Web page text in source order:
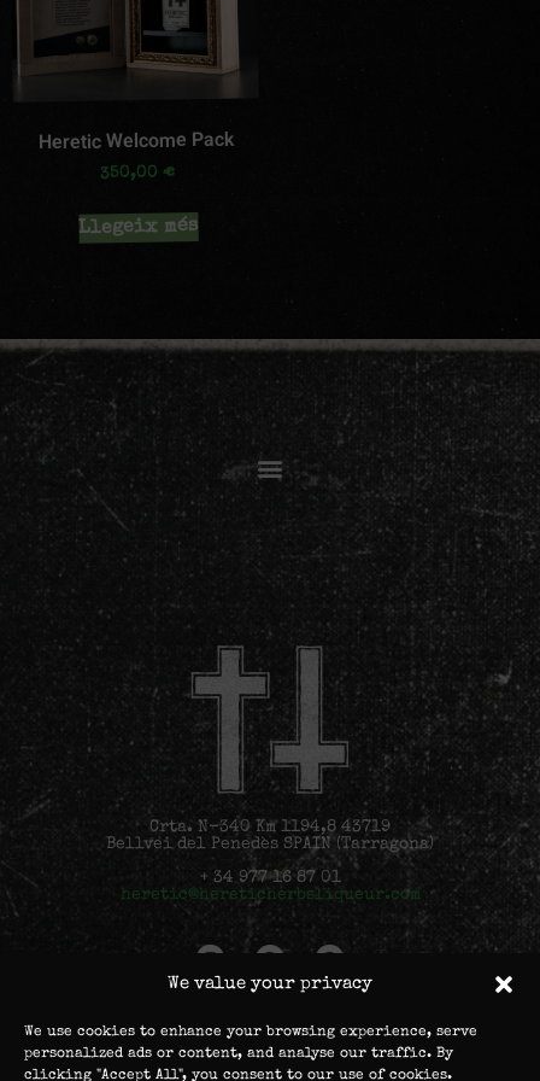
We value your privacy
We use cookies to enhance your browsing experience, serve
personalized ads or content, and analyse our traffic. By
clicking "Accept All", you consent to our use of cookies.
Heretic Welcome Pack
350,00 €
Llegeix més
Crta. N-340 Km 1194,8 43719
Bellvei del Penedès SPAIN (Tarragona)
+ 34 977 16 87 01
heretic@hereticherbsliqueur.com
©2022 Teichenné S.A.
All rights reserved.